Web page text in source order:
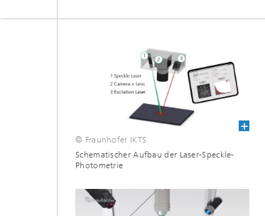
© Fraunhofer IKTS
Schematischer Aufbau der Laser-Speckle-
Photometrie